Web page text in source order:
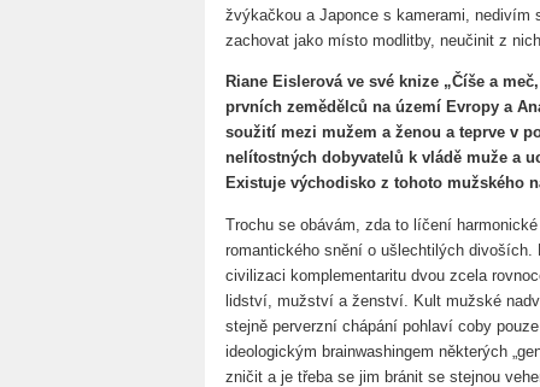
žvýkačkou a Japonce s kamerami,
zachovat jako místo modlitby, neučinit z
Riane Eislerová ve své knize „Číše a
prvních zemědělců na území Evropy a
soužití mezi mužem a ženou a teprve v
nelítostných dobyvatelů k vládě muže a
Existuje východisko z tohoto mužského
Trochu se obávám, zda to líčení
romantického snění o ušlechtilých
civilizaci komplementaritu dvou zcela
lidství, mužství a ženství. Kult mužské
stejně perverzní chápání pohlaví coby
ideologickým brainwashingem některých
zničit a je třeba se jim bránit se stejnou